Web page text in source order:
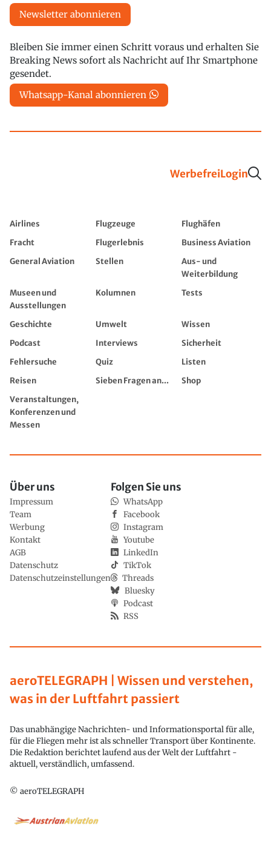
Newsletter abonnieren
Bleiben Sie immer einen Schritt voraus und erhalten Sie
Breaking News sofort als Nachricht auf Ihr Smartphone
gesendet.
Whatsapp-Kanal abonnieren
WerbefreiLogin
Airlines Flugzeuge
Flughäfen
Fracht
Flugerlebnis
Business Aviation
General Aviation
Stellen
Aus- und
Weiterbildung
Museen und
Ausstellungen
Kolumnen Tests
Geschichte Umwelt
Wissen
Podcast
Interviews
Sicherheit
Fehlersuche
Quiz
Listen
Reisen
Sieben Fragen an...
Shop
Veranstaltungen,
Konferenzen und
Messen
aeroTELEGRAPH | Wissen und verstehen,
was in der Luftfahrt passiert
Das unabhängige Nachrichten- und Informationsportal für alle,
für die Fliegen mehr ist als schneller Transport über Kontinente.
Die Redaktion berichtet laufend aus der Welt der Luftfahrt -
aktuell, verständlich, umfassend.
© aeroTELEGRAPH
Über uns
Impressum
Team
Werbung
Kontakt
AGB
Datenschutz
Datenschutzeinstellungen
Folgen Sie uns
WhatsApp
Facebook
Instagram
Youtube
LinkedIn
TikTok
Threads
Bluesky
Podcast
RSS